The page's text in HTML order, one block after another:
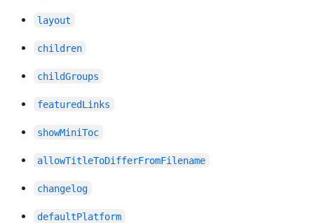
layout
children
childGroups
featuredLinks
showMiniToc
allowTitleToDifferFromFilename
changelog
defaultPlatform